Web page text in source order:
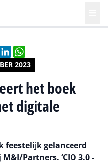
2023
EmailLinkedIn
het boek
digitale
feestelijk gelanceerd
Partners. ‘CIO 3.0 -